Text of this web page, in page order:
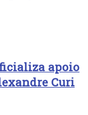
apoio
Curi